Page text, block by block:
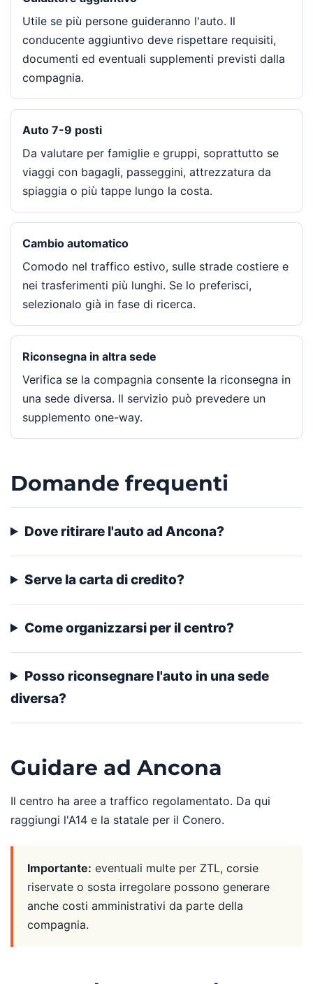
Utile se più persone guideranno l'auto. Il
conducente aggiuntivo deve rispettare requisiti,
documenti ed eventuali supplementi previsti dalla
compagnia.
Auto 7-9 posti
Da valutare per famiglie e gruppi, soprattutto se
viaggi con bagagli, passeggini, attrezzatura da
spiaggia o più tappe lungo la costa.
Cambio automatico
Comodo nel traffico estivo, sulle strade costiere e
nei trasferimenti più lunghi. Se lo preferisci,
selezionalo già in fase di ricerca.
Riconsegna in altra sede
Verifica se la compagnia consente la riconsegna in
una sede diversa. Il servizio può prevedere un
supplemento one-way.
Domande frequenti
Dove ritirare l'auto ad Ancona?
Serve la carta di credito?
Come organizzarsi per il centro?
Posso riconsegnare l'auto in una sede
diversa?
Guidare ad Ancona
Il centro ha aree a traffico regolamentato. Da qui
raggiungi l'A14 e la statale per il Conero.
Importante: eventuali multe per ZTL, corsie
riservate o sosta irregolare possono generare
anche costi amministrativi da parte della
compagnia.